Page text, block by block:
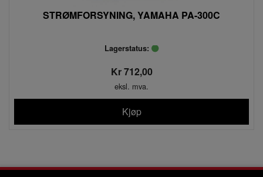
STRØMFORSYNING, YAMAHA PA-300C
Lagerstatus:
Kr 712,00
eksl. mva.
Kjøp